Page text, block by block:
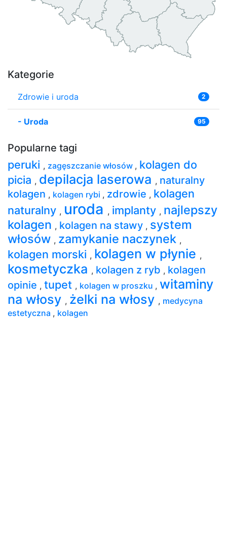
Kategorie
Zdrowie i uroda 2
- Uroda 95
Popularne tagi
peruki , zagęszczanie włosów , kolagen do
picia , depilacja laserowa , naturalny
kolagen , kolagen rybi , zdrowie , kolagen
naturalny , uroda , implanty , najlepszy
kolagen , kolagen na stawy , system
włosów , zamykanie naczynek ,
kolagen morski , kolagen w płynie ,
kosmetyczka , kolagen z ryb , kolagen
opinie , tupet , kolagen w proszku , witaminy
na włosy , żelki na włosy , medycyna
estetyczna , kolagen